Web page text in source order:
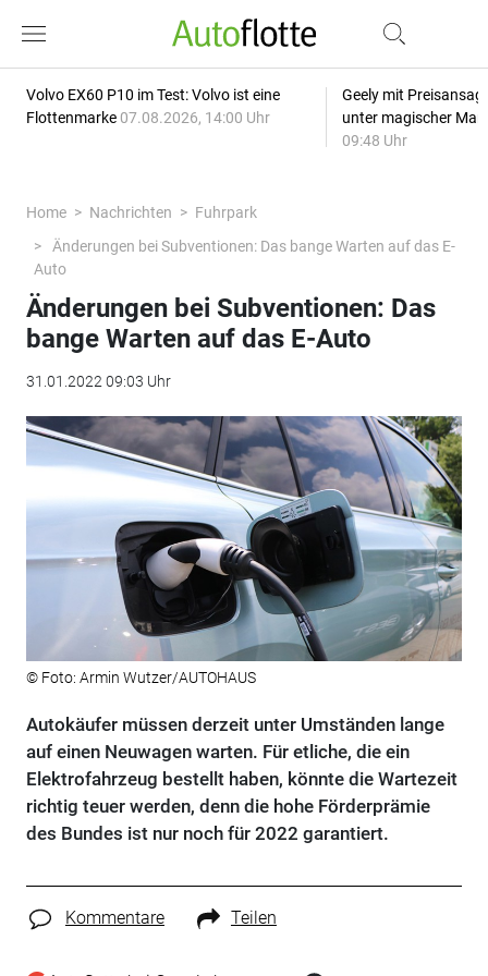
Volvo EX60 P10 im Test: Volvo ist eine
Flottenmarke 07.08.2026, 14:00 Uhr
Geely mit
unter magischer
09:48 Uhr
Home Nachrichten
Fuhrpark
Änderungen bei Subventionen: Das bange Warten auf das E-
Auto
Änderungen bei Subventionen: Das
bange Warten auf das E-Auto
31.01.2022 09:03 Uhr
© Foto: Armin Wutzer/AUTOHAUS
Autokäufer müssen derzeit unter Umständen lange
auf einen Neuwagen warten. Für etliche, die ein
Elektrofahrzeug bestellt haben, könnte die Wartezeit
richtig teuer werden, denn die hohe Förderprämie
des Bundes ist nur noch für 2022 garantiert.
Kommentare Teilen